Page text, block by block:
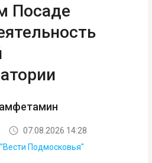
Посаде
07.08.2026 14:28
Подмосковья"